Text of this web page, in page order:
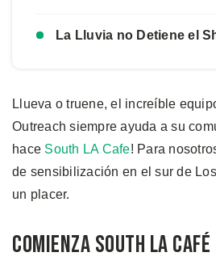
La Lluvia no Detiene el
Llueva o truene, el increíble
Outreach siempre ayuda a su
hace South LA Cafe! Para
de sensibilización en el sur de
un placer.
Comienza South LA Café